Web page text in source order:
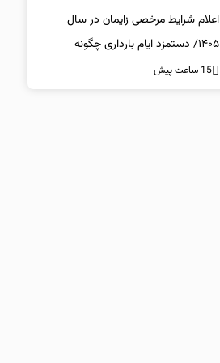
اعلام شرایط مرخصی زایمان در سال
۱۴۰۵/ دستمزد ایام بارداری چگونه
پرداخت می‌شود؟
15 ساعت پیش